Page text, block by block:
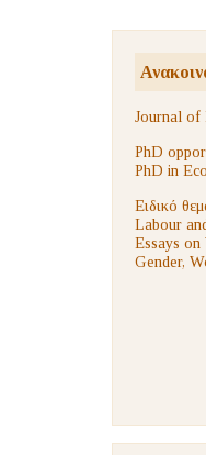
Journal of
PhD
PhD in
Ειδικό
Labour
Essays on
Gender,